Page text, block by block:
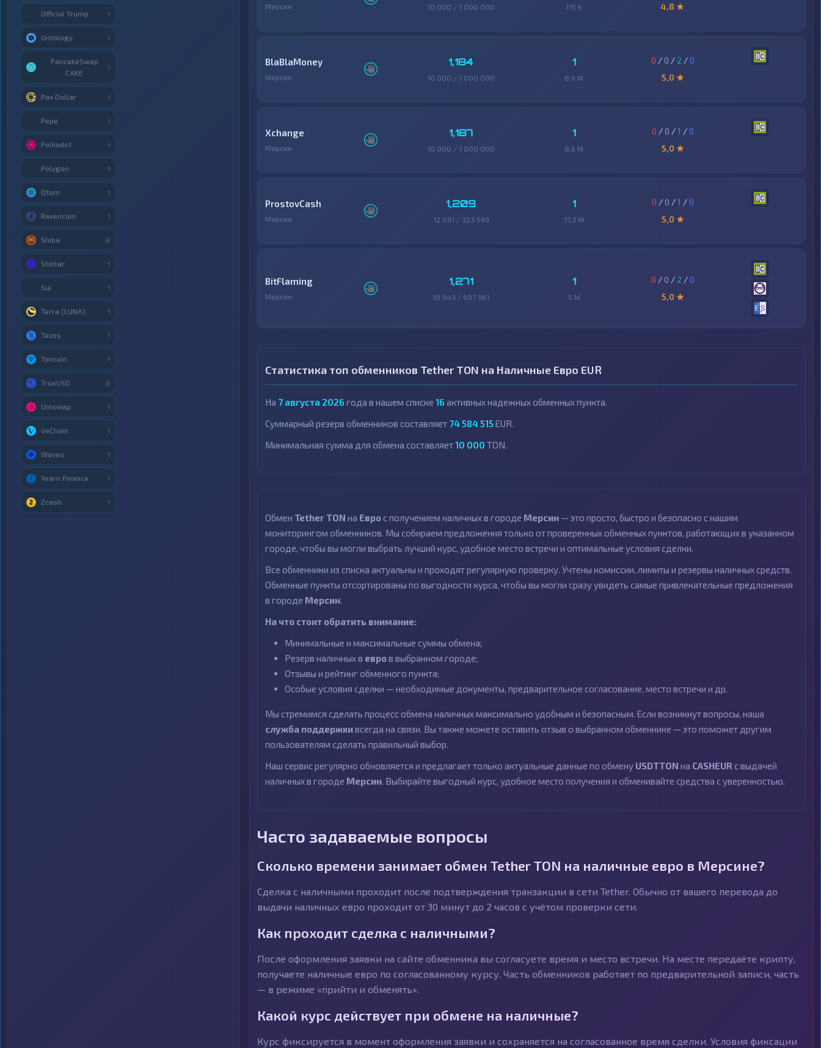
Мерсин 10 000 / 1 000 000 115 K
4,8 ★
BlaBlaMoney
Мерсин
1,184
10 000 / 1 000 000
1
8,6 M
0 / 0 / 2 /0
5,0 ★
Xchange
Мерсин
1,187
10 000 / 1 000 000
1
8,6 M
0 / 0 /1 /0
5,0 ★
ProstovCash
Мерсин
1,209
12 091 / 323 599
1
17,3 M
0 / 0 /1 /0
5,0 ★
BitFlaming
Мерсин
1,271
10 943 / 607 961
1
5 M
0 / 0 / 2 /0
5,0 ★
Статистика топ обменников Tether TON на Наличные Евро EUR
На 7 августа 2026 года в нашем списке 16 активных надежных обменных пункта.
Суммарный резерв обменников составляет 74 584 515 EUR.
Минимальная сумма для обмена составляет10 000 TON.
Обмен Tether TON на Еврос получением наличных в городе Мерсин — это просто, быстро и безопасно с нашим
мониторингом обменников. Мы собираем предложения только от проверенных обменных пунктов, работающих в указанном
городе, чтобы вы могли выбрать лучший курс, удобное место встречи и оптимальные условия сделки.
Все обменники из списка актуальны и проходят регулярную проверку. Учтены комиссии, лимиты и резервы наличных средств.
Обменные пункты отсортированы по выгодности курса, чтобы вы могли сразу увидеть самые привлекательные предложения
в городе Мерсин.
На что стоит обратить внимание:
Минимальные и максимальные суммы обмена;
Резерв наличных в евров выбранном городе;
Отзывы и рейтинг обменного пункта;
Особые условия сделки — необходимые документы, предварительное согласование, место встречи и др.
Мы стремимся сделать процесс обмена наличных максимально удобным и безопасным. Если возникнут вопросы, наша
служба поддержкивсегда на связи. Вы также можете оставить отзыв о выбранном обменнике — это поможет другим
пользователям сделать правильный выбор.
Наш сервис регулярно обновляется и предлагает только актуальные данные по обмену USDTTON на CASHEUR с выдачей
наличных в городе Мерсин. Выбирайте выгодный курс, удобное место получения и обменивайте средства с уверенностью.
Часто задаваемые вопросы
Сколько времени занимает обмен Tether TON на наличные евро в Мерсине?
Сделка с наличными проходит после подтверждения транзакции в сети Tether. Обычно от вашего перевода до
выдачи наличных евро проходит от 30 минут до 2 часов с учётом проверки сети.
Как проходит сделка с наличными?
После оформления заявки на сайте обменника вы согласуете время и место встречи. На месте передаёте крипту,
получаете наличные евро по согласованному курсу. Часть обменников работает по предварительной записи, часть
— в режиме «прийти и обменять».
Какой курс действует при обмене на наличные?
Курс фиксируется в момент оформления заявки и сохраняется на согласованное время сделки. Условия фиксации
Official Trump 1
Ontology 1
PancakeSwap
CAKE
1
Pax Dollar 1
Pepe 1
Polkadot 1
Polygon 1
Qtum 1
Ravencoin 1
Shiba 2
Stellar 1
Sui 1
Terra (LUNA) 1
Tezos 1
Toncoin 1
TrueUSD 2
Uniswap 1
VeChain 1
Waves 1
Yearn Finance 1
Zcash 1